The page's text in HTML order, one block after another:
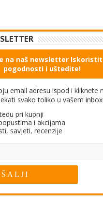
na naš newsletter
pogodnosti i uštedite!
email adresu ispod i kliknete
svako toliko u vašem
pri kupnji
i akcijama
savjeti, recenzije